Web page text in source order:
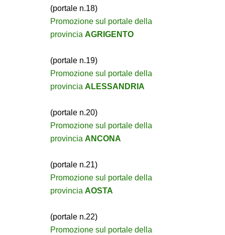
(portale n.18)
Promozione sul portale della
provincia AGRIGENTO
(portale n.19)
Promozione sul portale della
provincia ALESSANDRIA
(portale n.20)
Promozione sul portale della
provincia ANCONA
(portale n.21)
Promozione sul portale della
provincia AOSTA
(portale n.22)
Promozione sul portale della